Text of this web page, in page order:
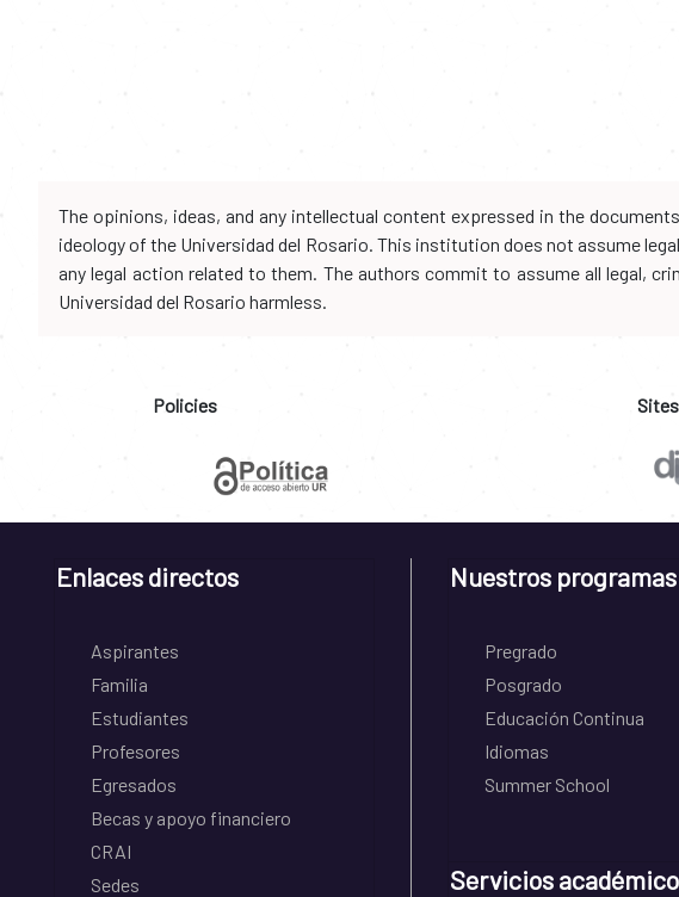
The opinions, ideas, and any intellectual content expressed in the
ideology of the Universidad del Rosario. This institution does not assume
any legal action related to them. The authors commit to assume all legal,
Universidad del Rosario harmless.
Policies Sites
Enlaces directos
Aspirantes
Familia
Estudiantes
Profesores
Egresados
Becas y apoyo financiero
CRAI
Sedes
Nuestros programas
Pregrado
Posgrado
Educación Continua
Idiomas
Summer School
Servicios